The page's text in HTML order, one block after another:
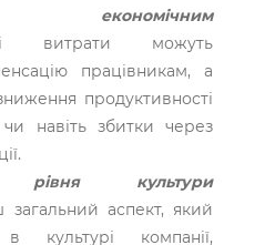
економічним
можуть
працівникам, а
продуктивності
навіть збитки через
рівня культури
аспект, який
культурі компанії,